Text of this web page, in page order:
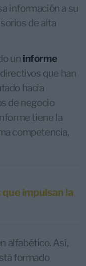
información a su
de alta
un informe
que han
hacia
de negocio
tiene la
competencia,
impulsan la
alfabético. Así,
formado